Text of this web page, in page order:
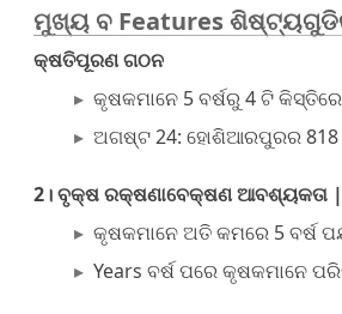
ମୁଖ୍ୟ ବ Features
କ୍ଷତିପୂରଣ ଗଠନ
କୃଷକମାନେ 5 ବର୍ଷରୁ 4 ଟି
ଅଗଷ୍ଟ 24: ହୋଶିଆରପୁରର 818
2। ବୃକ୍ଷ ରକ୍ଷଣାବେକ୍ଷଣ ଆବଶ୍ୟକତା |
କୃଷକମାନେ ଅତି କମରେ 5 ବର୍ଷ
Years ବର୍ଷ ପରେ କୃଷକମାନେ